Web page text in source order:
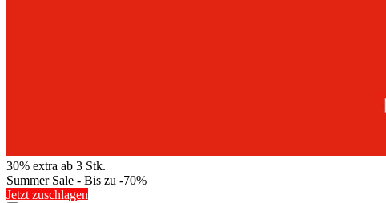
30% extra ab 3 Stk.
Summer Sale - Bis zu -70%
Jetzt zuschlagen